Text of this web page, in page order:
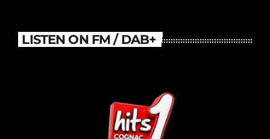
LISTEN ON FM / DAB+